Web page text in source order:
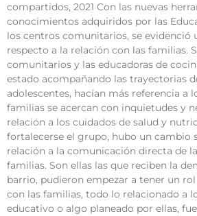
compartidos, 2021 Con las nuevas
conocimientos adquiridos por las
los centros comunitarios, se evidenció
respecto a la relación con las familias.
comunitarios y las educadoras de
estado acompañando las trayectorias
adolescentes, hacían más referencia a
familias se acercan con inquietudes y
relación a los cuidados de salud y
fortalecerse el grupo, hubo un cambio
relación a la comunicación directa de
familias. Son ellas las que reciben la
barrio, pudieron empezar a tener un
con las familias, todo lo relacionado a
educativo o algo planeado por ellas,